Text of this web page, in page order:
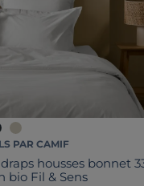
PAR CAMIF
housses bonnet
bio Fil & Sens